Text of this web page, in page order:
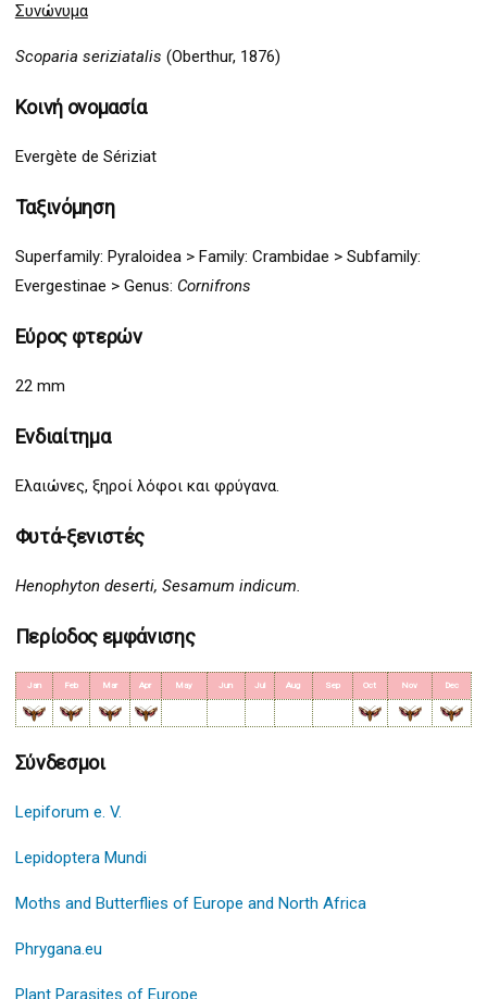
Συνώνυμα
Scoparia seriziatalis (Oberthur, 1876)
Κοινή ονομασία
Evergète de Sériziat
Ταξινόμηση
Superfamily: Pyraloidea > Family: Crambidae > Subfamily:
Evergestinae > Genus: Cornifrons
Εύρος φτερών
22 mm
Ενδιαίτημα
Ελαιώνες, ξηροί λόφοι και φρύγανα.
Φυτά-ξενιστές
Henophyton deserti, Sesamum indicum.
Περίοδος εμφάνισης
Jan Feb Mar Apr May Jun Jul Aug Sep Oct Nov Dec
Σύνδεσμοι
Lepiforum e. V.
Lepidoptera Mundi
Moths and Butterflies of Europe and North Africa
Phrygana.eu